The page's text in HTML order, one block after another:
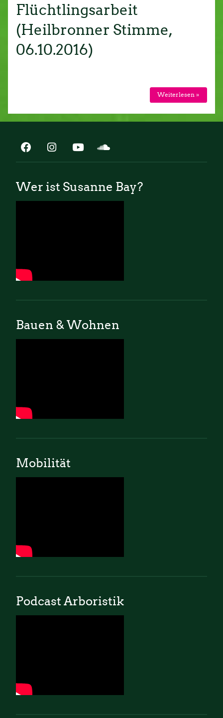
Flüchtlingsarbeit
(Heilbronner Stimme,
06.10.2016)
Weiterlesen »
Wer ist Susanne Bay?
Bauen & Wohnen
Mobilität
Podcast Arboristik